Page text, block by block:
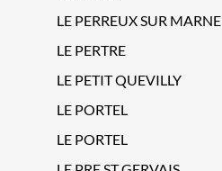
LE PERREUX SUR MARNE
LE PERTRE
LE PETIT QUEVILLY
LE PORTEL
LE PORTEL